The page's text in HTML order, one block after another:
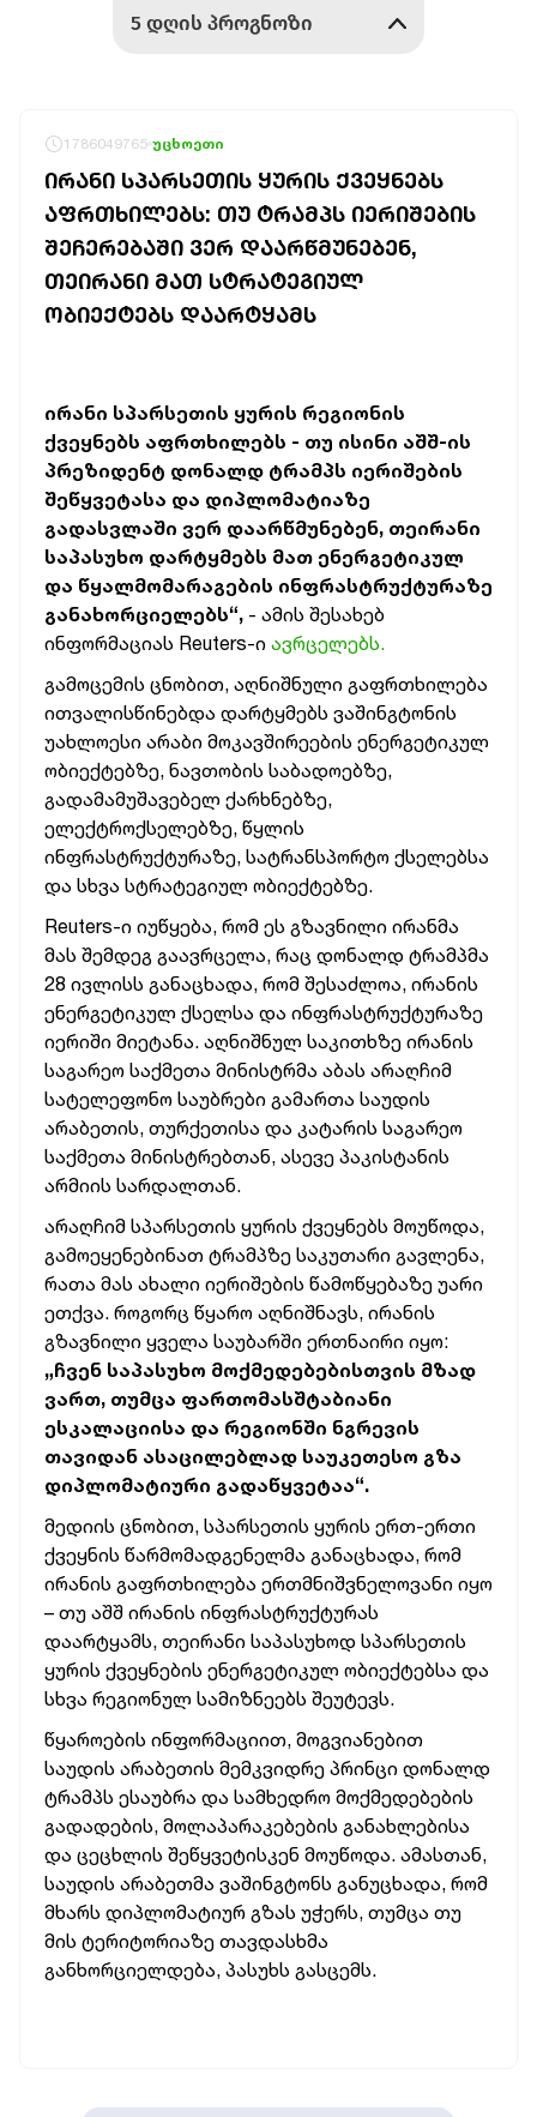
1786049765 უცხოეთი
ᲘᲠᲐᲜᲘ ᲡᲞᲐᲠᲡᲔᲗᲘᲡ ᲧᲣᲠᲘᲡ ᲥᲕᲔᲧᲜᲔᲑᲡ
ᲐᲤᲠᲗᲮᲘᲚᲔᲑᲡ: ᲗᲣ ᲢᲠᲐᲛᲞᲡ ᲘᲔᲠᲘᲨᲔᲑᲘᲡ
ᲨᲔᲩᲔᲠᲔᲑᲐᲨᲘ ᲕᲔᲠ ᲓᲐᲐᲠᲬᲛᲣᲜᲔᲑᲔᲜ,
ᲗᲔᲘᲠᲐᲜᲘ ᲛᲐᲗ ᲡᲢᲠᲐᲢᲔᲒᲘᲣᲚ
ᲝᲑᲘᲔᲥᲢᲔᲑᲡ ᲓᲐᲐᲠᲢᲧᲐᲛᲡ
ირანი სპარსეთის ყურის რეგიონის
ქვეყნებს აფრთხილებს - თუ ისინი აშშ-ის
პრეზიდენტ დონალდ ტრამპს იერიშების
შეწყვეტასა და დიპლომატიაზე
გადასვლაში ვერ დაარწმუნებენ, თეირანი
საპასუხო დარტყმებს მათ ენერგეტიკულ
და წყალმომარაგების ინფრასტრუქტურაზე
განახორციელებს“, - ამის შესახებ
ინფორმაციას Reuters-ი ავრცელებს.
გამოცემის ცნობით, აღნიშნული გაფრთხილება
ითვალისწინებდა დარტყმებს ვაშინგტონის
უახლოესი არაბი მოკავშირეების ენერგეტიკულ
ობიექტებზე, ნავთობის საბადოებზე,
გადამამუშავებელ ქარხნებზე,
ელექტროქსელებზე, წყლის
ინფრასტრუქტურაზე, სატრანსპორტო ქსელებსა
და სხვა სტრატეგიულ ობიექტებზე.
Reuters-ი იუწყება, რომ ეს გზავნილი ირანმა
მას შემდეგ გაავრცელა, რაც დონალდ ტრამპმა
28 ივლისს განაცხადა, რომ შესაძლოა, ირანის
ენერგეტიკულ ქსელსა და ინფრასტრუქტურაზე
იერიში მიეტანა. აღნიშნულ საკითხზე ირანის
საგარეო საქმეთა მინისტრმა აბას არაღჩიმ
სატელეფონო საუბრები გამართა საუდის
არაბეთის, თურქეთისა და კატარის საგარეო
საქმეთა მინისტრებთან, ასევე პაკისტანის
არმიის სარდალთან.
არაღჩიმ სპარსეთის ყურის ქვეყნებს მოუწოდა,
გამოეყენებინათ ტრამპზე საკუთარი გავლენა,
რათა მას ახალი იერიშების წამოწყებაზე უარი
ეთქვა. როგორც წყარო აღნიშნავს, ირანის
გზავნილი ყველა საუბარში ერთნაირი იყო:
„ჩვენ საპასუხო მოქმედებებისთვის მზად
ვართ, თუმცა ფართომასშტაბიანი
ესკალაციისა და რეგიონში ნგრევის
თავიდან ასაცილებლად საუკეთესო გზა
დიპლომატიური გადაწყვეტაა“.
მედიის ცნობით, სპარსეთის ყურის ერთ-ერთი
ქვეყნის წარმომადგენელმა განაცხადა, რომ
ირანის გაფრთხილება ერთმნიშვნელოვანი იყო
– თუ აშშ ირანის ინფრასტრუქტურას
დაარტყამს, თეირანი საპასუხოდ სპარსეთის
ყურის ქვეყნების ენერგეტიკულ ობიექტებსა და
სხვა რეგიონულ სამიზნეებს შეუტევს.
წყაროების ინფორმაციით, მოგვიანებით
საუდის არაბეთის მემკვიდრე პრინცი დონალდ
ტრამპს ესაუბრა და სამხედრო მოქმედებების
გადადების, მოლაპარაკებების განახლებისა
და ცეცხლის შეწყვეტისკენ მოუწოდა. ამასთან,
საუდის არაბეთმა ვაშინგტონს განუცხადა, რომ
მხარს დიპლომატიურ გზას უჭერს, თუმცა თუ
მის ტერიტორიაზე თავდასხმა
განხორციელდება, პასუხს გასცემს.